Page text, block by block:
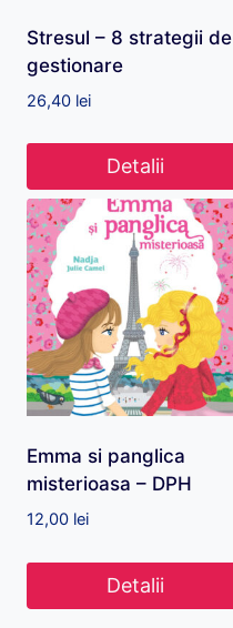
Stresul – 8 strategii de
gestionare
26,40 lei
Detalii
Emma si panglica
misterioasa – DPH
12,00 lei
Detalii